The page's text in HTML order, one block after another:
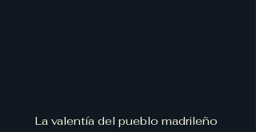
La valentía del pueblo madrileño